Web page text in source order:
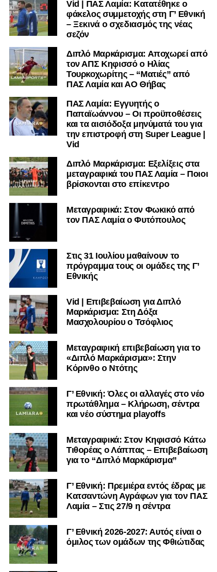
Vid | ΠΑΣ Λαμία: Κατατέθηκε ο
φάκελος συμμετοχής στη Γ’ Εθνική
– Ξεκινά ο σχεδιασμός της νέας
σεζόν
Διπλό Μαρκάρισμα: Αποχωρεί από
τον ΑΠΣ Κηφισσό ο Ηλίας
Τουρκοχωρίτης – “Ματιές” από
ΠΑΣ Λαμία και ΑΟ Θήβας
ΠΑΣ Λαμία: Εγγυητής ο
Παπαϊωάννου – Οι προϋποθέσεις
και τα αισιόδοξα μηνύματά του για
την επιστροφή στη Super League |
Vid
Διπλό Μαρκάρισμα: Εξελίξεις στα
μεταγραφικά του ΠΑΣ Λαμία – Ποιοι
βρίσκονται στο επίκεντρο
Μεταγραφικά: Στον Φωκικό από
τον ΠΑΣ Λαμία ο Φυτόπουλος
Στις 31 Ιουλίου μαθαίνουν το
πρόγραμμα τους οι ομάδες της Γ’
Εθνικής
Vid | Επιβεβαίωση για Διπλό
Μαρκάρισμα: Στη Δόξα
Μασχολουρίου ο Τσόφλιος
Μεταγραφική επιβεβαίωση για το
«Διπλό Μαρκάρισμα»: Στην
Κόρινθο ο Ντότης
Γ’ Εθνική: Όλες οι αλλαγές στο νέο
πρωτάθλημα – Κλήρωση, σέντρα
και νέο σύστημα playoffs
Μεταγραφικά: Στον Κηφισσό Κάτω
Τιθορέας ο Λάππας – Επιβεβαίωση
για το “Διπλό Μαρκάρισμα”
Γ’ Εθνική: Πρεμιέρα εντός έδρας με
Κατσαντώνη Αγράφων για τον ΠΑΣ
Λαμία – Στις 27/9 η σέντρα
Γ’ Εθνική 2026-2027: Αυτός είναι ο
όμιλος των ομάδων της Φθιώτιδας